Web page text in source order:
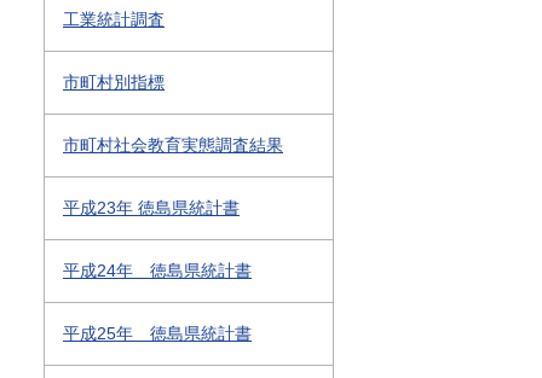
工業統計調査
市町村別指標
市町村社会教育実態調査結果
平成23年 徳島県統計書
平成24年 徳島県統計書
平成25年 徳島県統計書